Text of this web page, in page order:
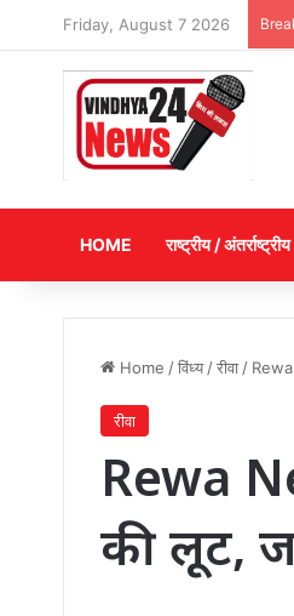
Friday, August 7 2026
HOME राष्ट्रीय / अंतर्राष्ट्रीय
Home /विंध्य /रीवा / Rewa
रीवा
Rewa
की लूट,